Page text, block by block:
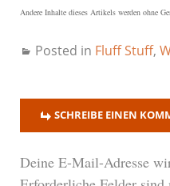
Andere Inhalte dieses Artikels werden ohne
Posted in Fluff Stuff,
SCHREIBE EINEN
Deine E-Mail-Adresse